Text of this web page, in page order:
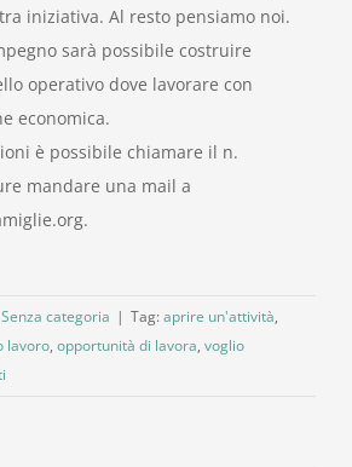
iniziativa. Al resto pensiamo noi.
sarà possibile costruire
operativo dove lavorare con
economica.
è possibile chiamare il n.
mandare una mail a
Senza categoria | Tag: aprire un'attività,
lavoro, opportunità di lavora, voglio